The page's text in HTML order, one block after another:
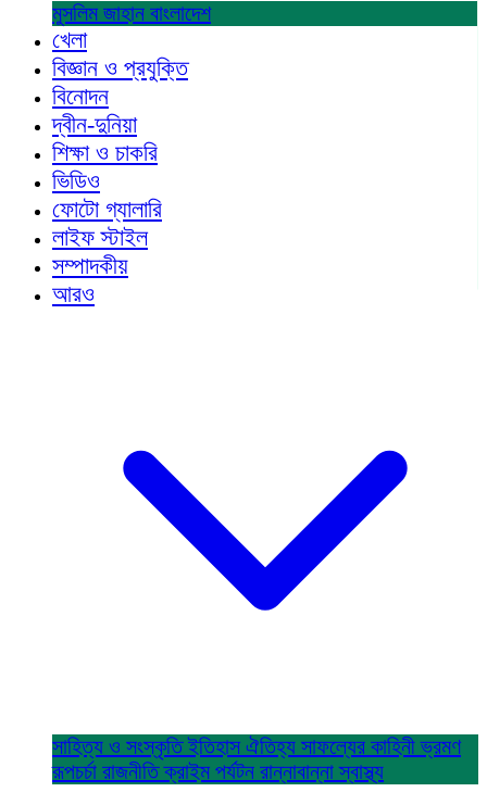
মুসলিম জাহান বাংলাদেশ
খেলা
বিজ্ঞান ও প্রযুক্তি
বিনোদন
দ্বীন-দুনিয়া
শিক্ষা ও চাকরি
ভিডিও
ফোটো গ্যালারি
লাইফ স্টাইল
সম্পাদকীয়
আরও
সাহিত্য ও সংস্কৃতিইতিহাস ঐতিহ্য সাফল্যের কাহিনীভ্রমণ
রূপচর্চা রাজনীতিক্রাইম পর্যটন রান্নাবান্নাস্বাস্থ্য